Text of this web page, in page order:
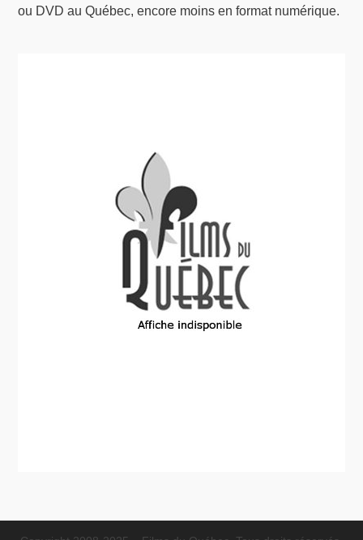
ou DVD au Québec, encore moins en format numérique.